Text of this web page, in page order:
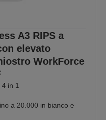
A3 RIPS a
elevato
WorkForce
4 in 1
a 20.000 in bianco e